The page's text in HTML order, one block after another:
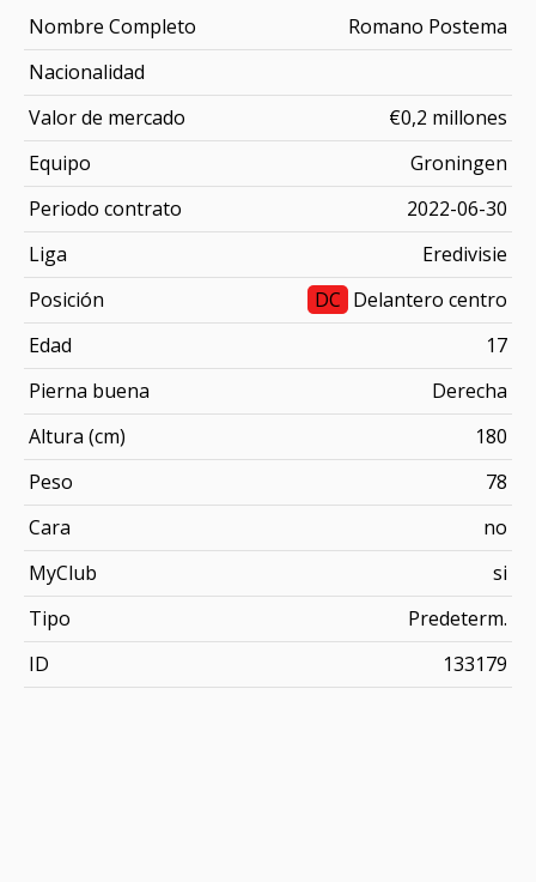
Nombre Completo
Romano Postema
Nacionalidad
Valor de mercado
€0,2 millones
Equipo
Groningen
Periodo contrato
2022-06-30
Liga
Eredivisie
Posición
DC Delantero centro
Edad
17
Pierna buena
Derecha
Altura (cm)
180
Peso
78
Cara
no
MyClub
si
Tipo
Predeterm.
ID
133179